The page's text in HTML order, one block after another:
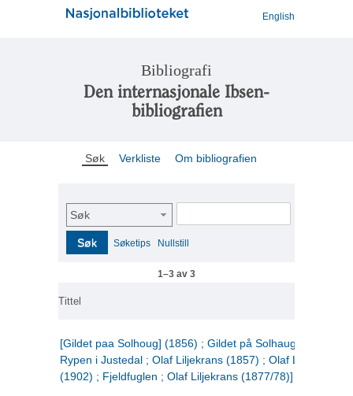
English
Bibliografi
Den internasjonale Ibsen-
bibliografien
Søk Verkliste Om bibliografien
Søk
Søk Søketips Nullstill
1–3 av 3
Tittel
[Gildet paa Solhoug] (1856) ; Gildet på Solhaug (1883) ;
Rypen i Justedal ; Olaf Liljekrans (1857) ; Olaf Liljekrans
(1902) ; Fjeldfuglen ; Olaf Liljekrans (1877/78)]